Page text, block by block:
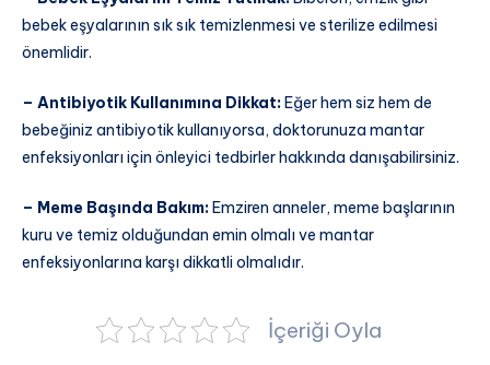
bebek eşyalarının sık sık temizlenmesi ve sterilize edilmesi
önemlidir.
– Antibiyotik Kullanımına Dikkat:Eğer hem siz hem de
bebeğiniz antibiyotik kullanıyorsa, doktorunuza mantar
enfeksiyonları için önleyici tedbirler hakkında danışabilirsiniz.
– Meme Başında Bakım:Emziren anneler, meme başlarının
kuru ve temiz olduğundan emin olmalı ve mantar
enfeksiyonlarına karşı dikkatli olmalıdır.
İçeriği Oyla